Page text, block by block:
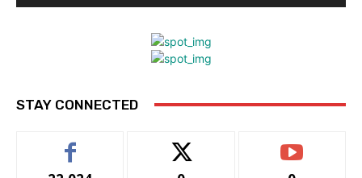
STAY CONNECTED